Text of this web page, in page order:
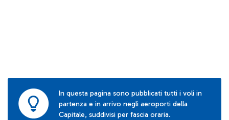
In questa pagina sono pubblicati tutti i voli in
partenza e in arrivo negli aeroporti della
Capitale, suddivisi per fascia oraria.